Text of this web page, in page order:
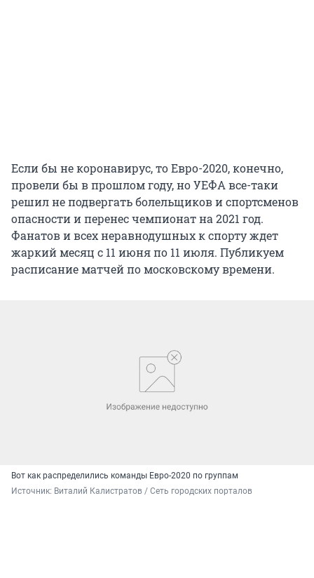
Если бы не коронавирус, то Евро-2020, конечно,
провели бы в прошлом году, но УЕФА все-таки
решил не подвергать болельщиков и спортсменов
опасности и перенес чемпионат на 2021 год.
Фанатов и всех неравнодушных к спорту ждет
жаркий месяц с 11 июня по 11 июля. Публикуем
расписание матчей по московскому времени.
Вот как распределились команды Евро-2020 по группам
Источник: Виталий Калистратов / Сеть городских порталов